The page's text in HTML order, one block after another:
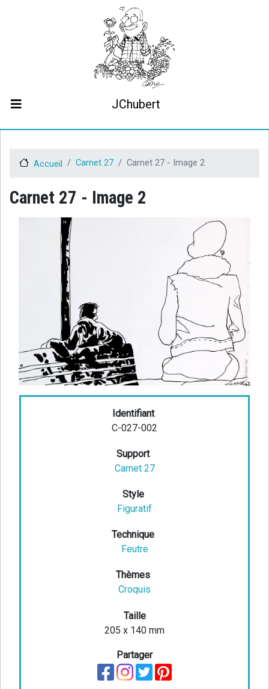
Aller
au
contenu
principal
JChubert
Biographie
ContactAccueil Carnet 27 Carnet 27 - Image 2
Carnet 27 - Image 2
Identifiant
C-027-002
Support
Carnet 27
Style
Figuratif
Technique
Feutre
Thèmes
Croquis
Taille
205 x 140 mm
Partager